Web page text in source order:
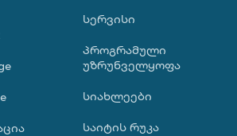
სერვისი
პროგრამული
უზრუნველყოფა
სიახლეები
საიტის რუკა